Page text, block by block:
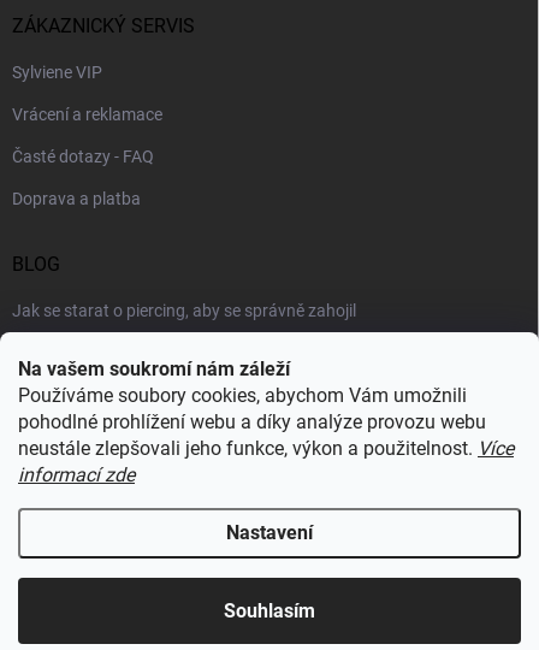
Na vašem soukromí nám záleží
Používáme soubory cookies, abychom Vám umožnili
pohodlné prohlížení webu a díky analýze provozu webu
neustále zlepšovali jeho funkce, výkon a použitelnost. Více
informací zde
Nastavení
Souhlasím
ZÁKAZNICKÝ SERVIS
Sylviene VIP
Vrácení a reklamace
Časté dotazy - FAQ
Doprava a platba
BLOG
Jak se starat o piercing, aby se správně zahojil
Šperky a voda: co šperkům vadí nejvíc a proč
Copyright 2026Sylviene. Všechna práva vyhrazena.Upravit nastavení
cookies